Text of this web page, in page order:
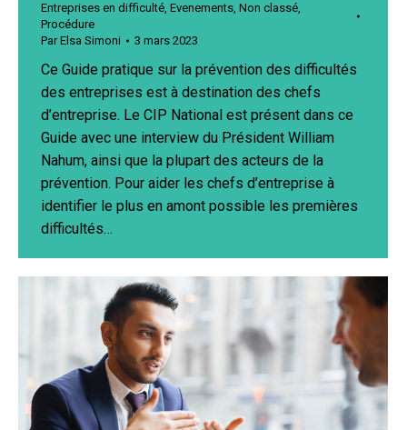
Entreprises en difficulté, Evenements, Non classé,
Procédure
ParElsa Simoni 3 mars 2023
Ce Guide pratique sur la prévention des difficultés
des entreprises est à destination des chefs
d’entreprise. Le CIP National est présent dans ce
Guide avec une interview du Président William
Nahum, ainsi que la plupart des acteurs de la
prévention. Pour aider les chefs d’entreprise à
identifier le plus en amont possible les premières
difficultés…